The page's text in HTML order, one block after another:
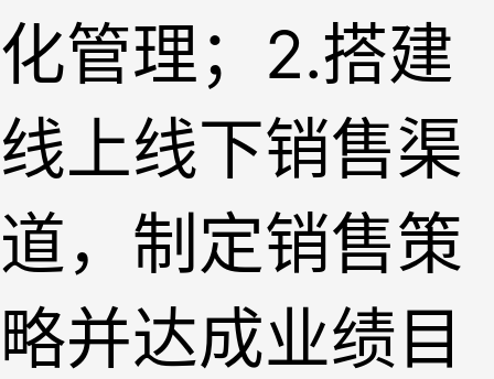
化管理；2.搭建
线上线下销售渠
道，制定销售策
略并达成业绩目